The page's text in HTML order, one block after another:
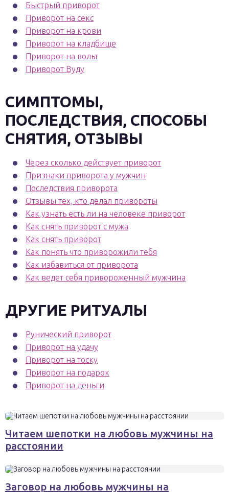
Быстрый приворот
Приворот на секс
Приворот на крови
Приворот на кладбище
Приворот на вольт
Приворот Вуду
СИМПТОМЫ,
ПОСЛЕДСТВИЯ, СПОСОБЫ
СНЯТИЯ, ОТЗЫВЫ
Через сколько действует приворот
Признаки приворота у мужчин
Последствия приворота
Отзывы тех, кто делал привороты
Как узнать есть ли на человеке приворот
Как снять приворот с мужа
Как снять приворот
Как понять что приворожили тебя
Как избавиться от приворота
Как ведет себя привороженный мужчина
ДРУГИЕ РИТУАЛЫ
Рунический приворот
Приворот на удачу
Приворот на тоску
Приворот на подарок
Приворот на деньги
Читаем шепотки на любовь мужчины на
расстоянии
Заговор на любовь мужчины на